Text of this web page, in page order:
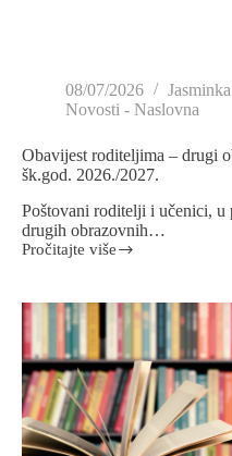
08/07/2026
Novosti - Naslovna
Obavijest roditeljima – drugi
šk.god. 2026./2027.
Poštovani roditelji i učenici,
drugih obrazovnih…
Pročitajte više